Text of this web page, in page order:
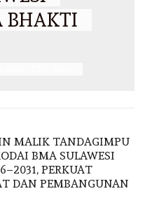
BHAKTI
MALIK TANDAGIMPU
BMA SULAWESI
PERKUAT
DAN PEMBANGUNAN